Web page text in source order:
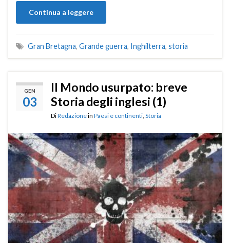
Continua a leggere
Gran Bretagna, Grande guerra, Inghilterra, storia
GEN
03
Il Mondo usurpato: breve
Storia degli inglesi (1)
DiRedazionein Paesi e continenti, Storia